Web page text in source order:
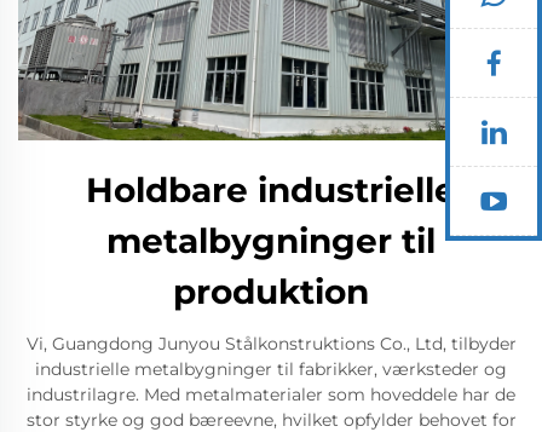
Holdbare industrielle
metalbygninger til
produktion
Vi, Guangdong Junyou Stålkonstruktions Co., Ltd, tilbyder
industrielle metalbygninger til fabrikker, værksteder og
industrilagre. Med metalmaterialer som hoveddele har de
stor styrke og god bæreevne, hvilket opfylder behovet for